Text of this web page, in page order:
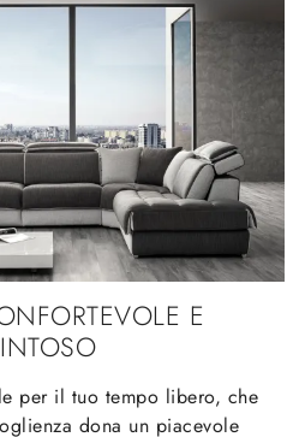
E
per il tuo tempo libero, che
dona un piacevole